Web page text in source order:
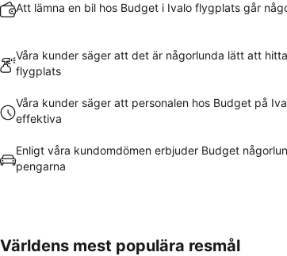
Att lämna en bil hos Budget i Ivalo flygplats går
Våra kunder säger att det är någorlunda lätt att
flygplats
Våra kunder säger att personalen hos Budget på
effektiva
Enligt våra kundomdömen erbjuder Budget
pengarna
Världens mest populära resmål